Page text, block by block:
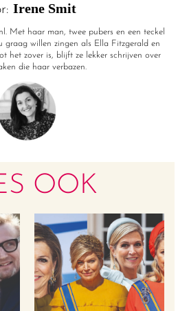
Irene Smit
Met haar man, twee pubers en een teckel
graag willen zingen als Ella Fitzgerald en
het zover is, blijft ze lekker schrijven over
die haar verbazen.
OOK